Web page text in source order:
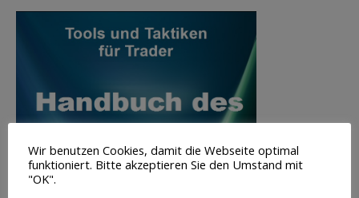
Wir benutzen Cookies, damit die Webseite optimal
funktioniert. Bitte akzeptieren Sie den Umstand mit
"OK".